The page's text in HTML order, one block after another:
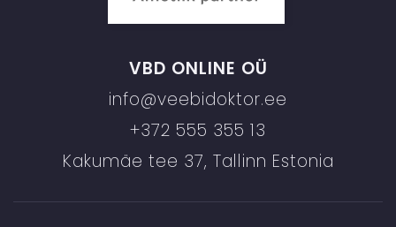
VBD ONLINE OÜ
info@veebidoktor.ee
+372 555 355 13
Kakumäe tee 37, Tallinn Estonia